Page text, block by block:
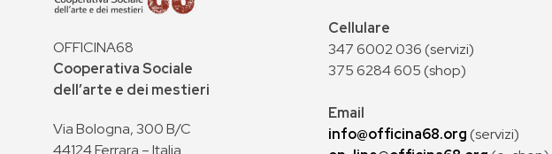
OFFICINA68
Cooperativa Sociale
dell’arte e dei mestieri
Via Bologna, 300 B/C
44124 Ferrara – Italia
Cellulare
347 6002 036 (servizi)
375 6284 605 (shop)
Email
info@officina68.org(servizi)